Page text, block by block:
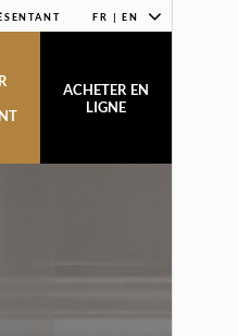
FR | EN
ACHETER EN
LIGNE